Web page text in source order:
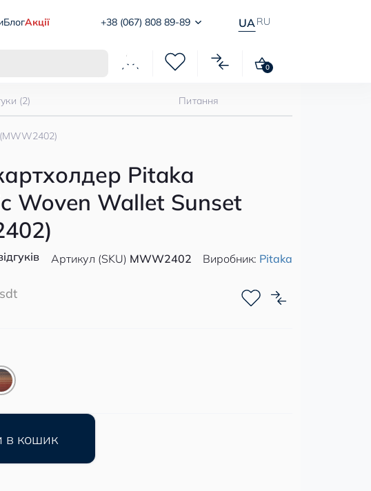
БлогАкції +38 (067) 808 89-89 UA RU
0
(2) Питання
Pitaka
Woven Wallet Sunset
Артикул (SKU) MWW2402 Виробник: Pitaka
в кошик